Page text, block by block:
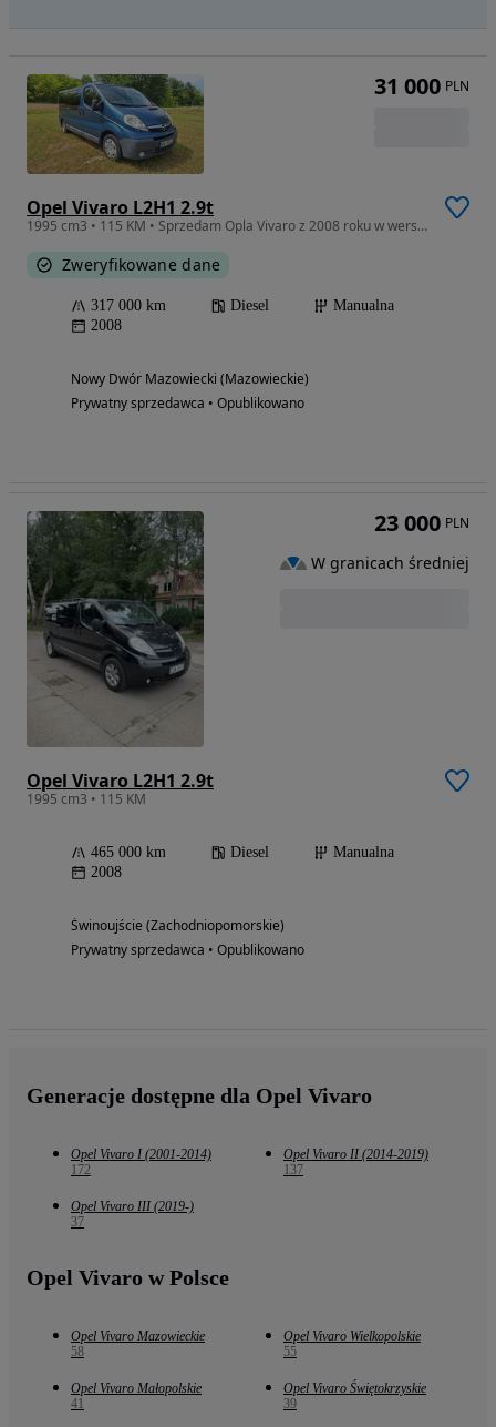
Opel Vivaro L2H1 2.9t
1995 cm3 • 115 KM • Sprzedam Opla Vivaro z 2008 roku w wersji 9 osobowej long.
Zweryfikowane dane
317 000 km Diesel
Manualna
2008
Nowy Dwór Mazowiecki (Mazowieckie)
Prywatny sprzedawca • Opublikowano
31 000 PLN
Opel Vivaro L2H1 2.9t
1995 cm3 • 115 KM
465 000 km Diesel
Manualna
2008
Świnoujście (Zachodniopomorskie)
Prywatny sprzedawca • Opublikowano
23 000 PLN
W granicach średniej
Generacje dostępne dla Opel Vivaro
Opel Vivaro I (2001-2014)
172
Opel Vivaro II (2014-2019)
137
Opel Vivaro III (2019-)
37
Opel Vivaro w Polsce
Opel Vivaro Mazowieckie
58
Opel Vivaro Wielkopolskie
55
Opel Vivaro Małopolskie
41
Opel Vivaro Świętokrzyskie
39